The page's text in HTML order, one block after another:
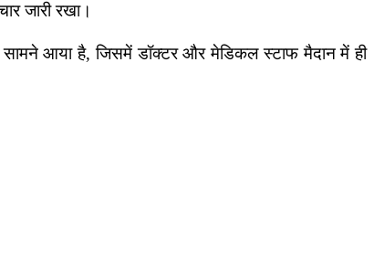
जारी रखा।
सामने आया है, जिसमें डॉक्टर और मेडिकल स्टाफ मैदान में ही